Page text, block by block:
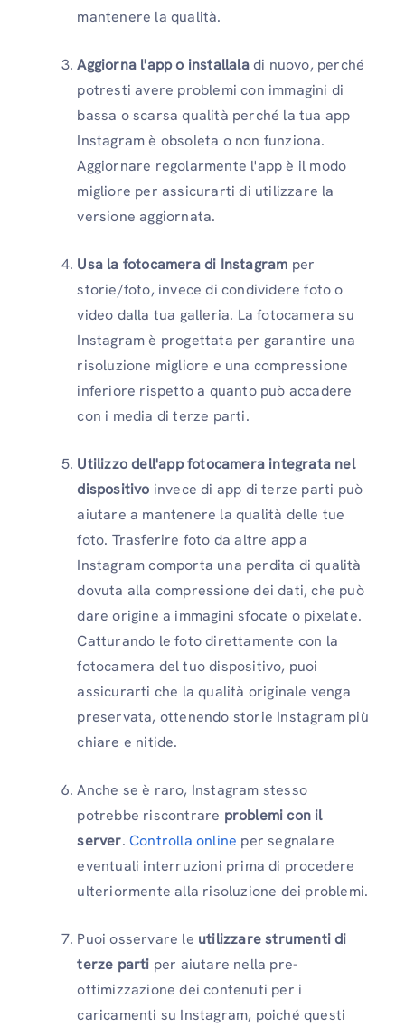
mantenere la qualità.
Aggiorna l'app o installaladi nuovo, perché
potresti avere problemi con immagini di
bassa o scarsa qualità perché la tua app
Instagram è obsoleta o non funziona.
Aggiornare regolarmente l'app è il modo
migliore per assicurarti di utilizzare la
versione aggiornata.
Usa la fotocamera di Instagram per
storie/foto, invece di condividere foto o
video dalla tua galleria. La fotocamera su
Instagram è progettata per garantire una
risoluzione migliore e una compressione
inferiore rispetto a quanto può accadere
con i media di terze parti.
Utilizzo dell'app fotocamera integrata nel
dispositivo invece di app di terze parti può
aiutare a mantenere la qualità delle tue
foto. Trasferire foto da altre app a
Instagram comporta una perdita di qualità
dovuta alla compressione dei dati, che può
dare origine a immagini sfocate o pixelate.
Catturando le foto direttamente con la
fotocamera del tuo dispositivo, puoi
assicurarti che la qualità originale venga
preservata, ottenendo storie Instagram più
chiare e nitide.
Anche se è raro, Instagram stesso
potrebbe riscontrare problemi con il
server. Controlla online per segnalare
eventuali interruzioni prima di procedere
ulteriormente alla risoluzione dei problemi.
Puoi osservare le utilizzare strumenti di
terze parti per aiutare nella pre-
ottimizzazione dei contenuti per i
caricamenti su Instagram, poiché questi